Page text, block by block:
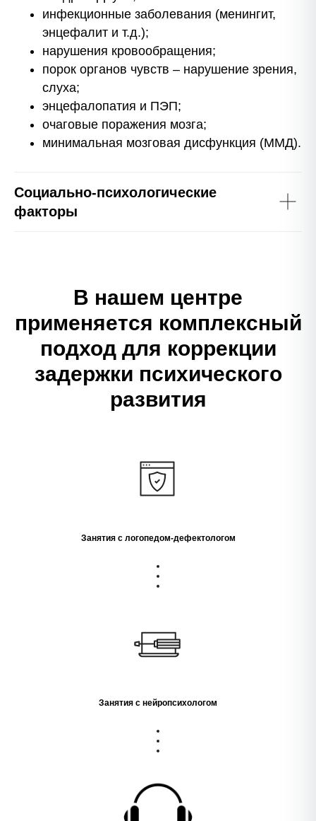
инфекционные заболевания (менингит,
энцефалит и т.д.);
нарушения кровообращения;
порок органов чувств – нарушение зрения,
слуха;
энцефалопатия и ПЭП;
очаговые поражения мозга;
минимальная мозговая дисфункция (ММД).
Социально-психологические
факторы
В нашем центре
применяется комплексный
подход для коррекции
задержки психического
развития
Занятия с логопедом-дефектологом
Занятия с нейропсихологом